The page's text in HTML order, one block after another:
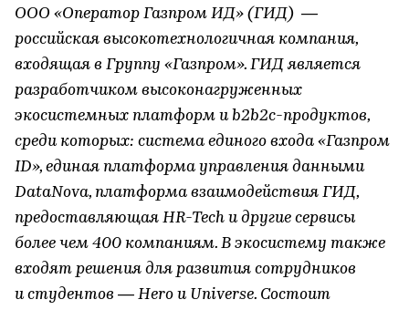
ООО «Оператор Газпром ИД» (ГИД) —
российская высокотехнологичная компания,
входящая в Группу «Газпром». ГИД является
разработчиком высоконагруженных
экосистемных платформ и b2b2c-продуктов,
среди которых: система единого входа «Газпром
ID», единая платформа управления данными
DataNova, платформа взаимодействия ГИД,
предоставляющая HR-Tech и другие сервисы
более чем 400 компаниям. В экосистему также
входят решения для развития сотрудников
и студентов — Hero и Universe. Состоит